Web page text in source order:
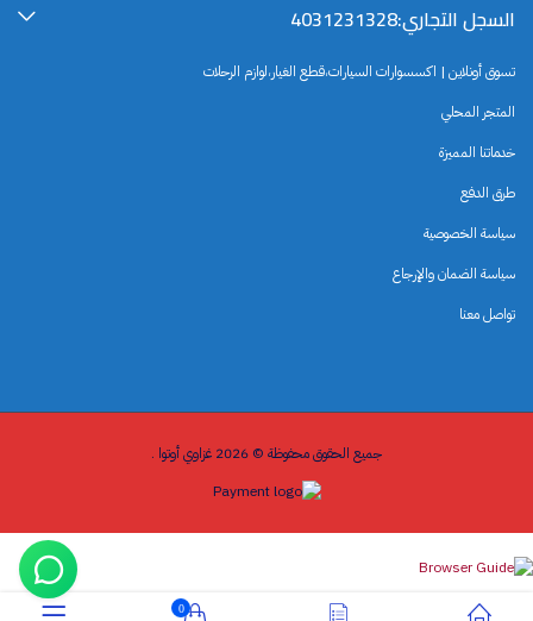
السجل التجاري:4031231328
تسوق أونلاين | اكسسوارات السيارات،قطع الغيار،لوازم الرحلات
المتجر المحلي
خدماتنا المميزة
طرق الدفع
سياسة الخصوصية
سياسة الضمان والإرجاع
تواصل معنا
جميع الحقوق محفوظة © 2026 غزاوي أوتوا .
0